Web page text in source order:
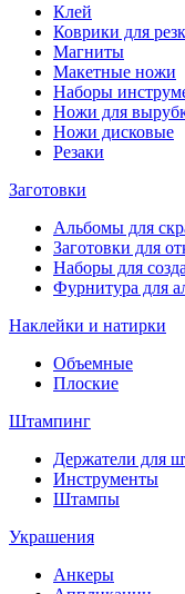
Клей
Коврики для
Магниты
Макетные ножи
Наборы
Ножи для
Ножи дисковые
Резаки
Заготовки
Альбомы для
Заготовки для
Наборы для
Фурнитура для
Наклейки и натирки
Объемные
Плоские
Штампинг
Держатели для
Инструменты
Штампы
Украшения
Анкеры